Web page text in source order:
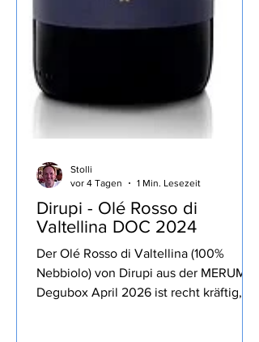
Valtellina DOC 2024
Der Olé Rosso di Valtellina (100%
Stolli
vor 4 Tagen
1 Min. Lesezeit